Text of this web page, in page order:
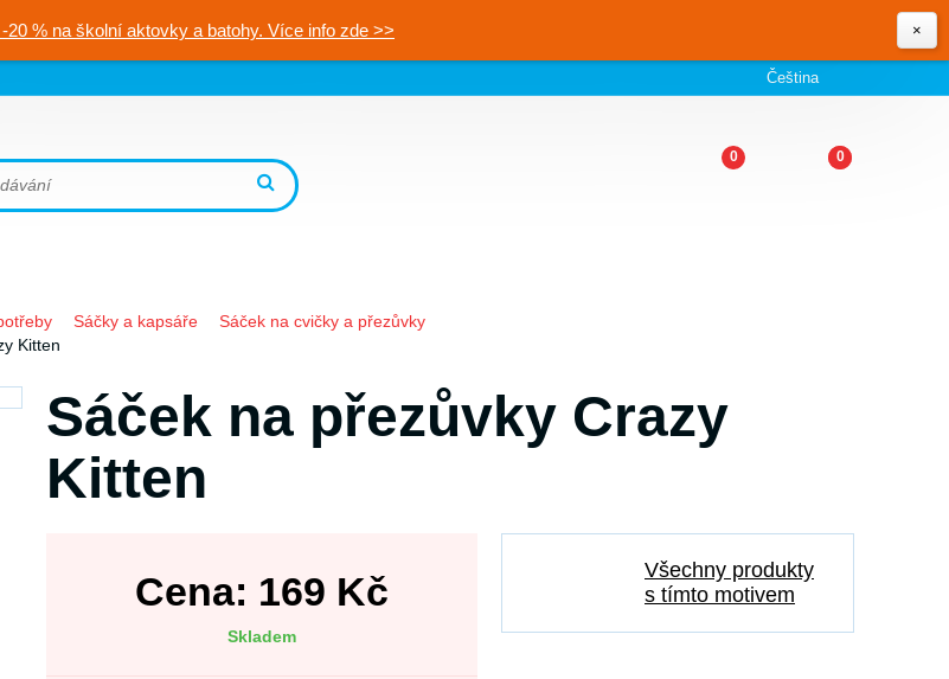
% na školní aktovky a batohy. Více info zde >> ×
Čeština
0 0
Sáčky a kapsáře
Sáček na cvičky a přezůvky
Kitten
Sáček na přezůvky Crazy
Kitten
Cena: 169 Kč
Skladem
Všechny produkty
s tímto motivem